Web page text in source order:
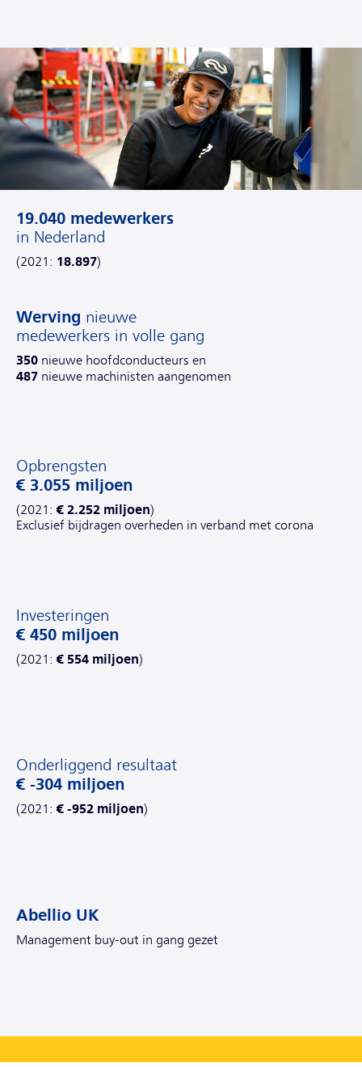
19.040 medewerkers
in Nederland
(2021: 18.897)
Werving nieuwe
medewerkers in volle gang
350 nieuwe hoofdconducteurs en
487 nieuwe machinisten aangenomen
Opbrengsten
€ 3.055 miljoen
(2021: € 2.252 miljoen)
Exclusief bijdragen overheden in verband met corona
Investeringen
€ 450 miljoen
(2021: € 554 miljoen)
Onderliggend resultaat
€ -304 miljoen
(2021: € -952 miljoen)
Abellio UK
Management buy-out in gang gezet